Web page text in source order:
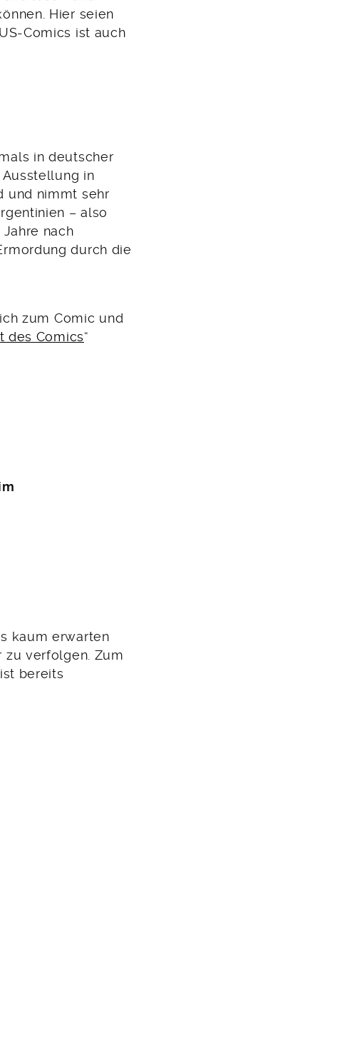
Hier seien
Comics ist auch
in deutscher
in
und nimmt sehr
– also
nach
durch die
zum Comic und
des Comics“
kaum erwarten
zu verfolgen. Zum
bereits